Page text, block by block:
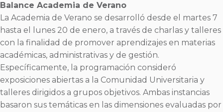
Balance Academia de Verano
La Academia de Verano se desarrolló desde el martes 7
hasta el lunes 20 de enero, a través de charlas y talleres
con la finalidad de promover aprendizajes en materias
académicas, administrativas y de gestión.
Específicamente, la programación consideró
exposiciones abiertas a la Comunidad Universitaria y
talleres dirigidos a grupos objetivos. Ambas instancias
basaron sus temáticas en las dimensiones evaluadas por